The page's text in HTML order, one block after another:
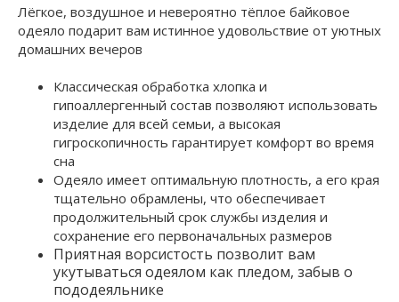
Лёгкое, воздушное и невероятно тёплое байковое
одеяло подарит вам истинное удовольствие от уютных
домашних вечеров
Классическая обработка хлопка и
гипоаллергенный состав позволяют использовать
изделие для всей семьи, а высокая
гигроскопичность гарантирует комфорт во время
сна
Одеяло имеет оптимальную плотность, а его края
тщательно обрамлены, что обеспечивает
продолжительный срок службы изделия и
сохранение его первоначальных размеров
Приятная ворсистость позволит вам
укутываться одеялом как пледом, забыв о
пододеяльнике